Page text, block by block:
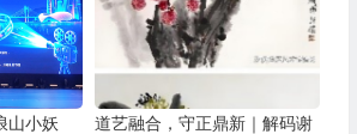
山小妖
道艺融合，守正鼎新｜解码谢